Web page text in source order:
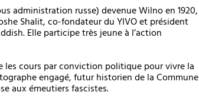
administration russe) devenue Wilno en 1920,
Shalit, co-fondateur du YIVO et président
Elle participe très jeune à l’action
les cours par conviction politique pour vivre la
engagé, futur historien de la Commune
aux émeutiers fascistes.